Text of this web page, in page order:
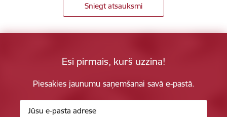
Sniegt atsauksmi
Esi pirmais, kurš uzzina!
Piesakies jaunumu saņemšanai savā e-pastā.